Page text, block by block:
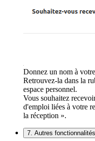
Donnez un nom à
Retrouvez-la dans la
espace personnel.
Vous souhaitez
d'emploi liées à votre
la réception ».
7. Autres fonctionnalités